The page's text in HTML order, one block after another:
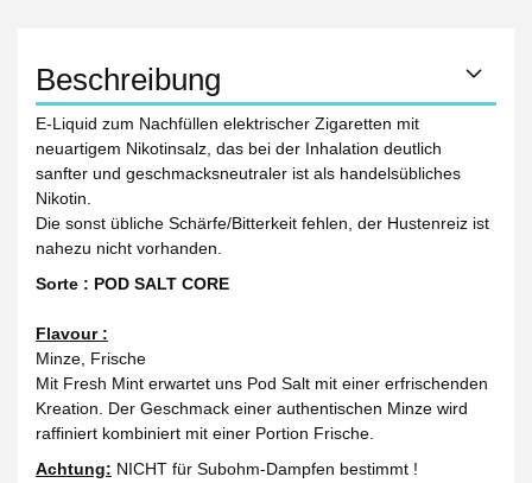
Beschreibung
E-Liquid zum Nachfüllen elektrischer Zigaretten mit
neuartigem Nikotinsalz, das bei der Inhalation deutlich
sanfter und geschmacksneutraler ist als handelsübliches
Nikotin.
Die sonst übliche Schärfe/Bitterkeit fehlen, der Hustenreiz ist
nahezu nicht vorhanden.
Sorte : POD SALT CORE
Flavour :
Minze, Frische
Mit Fresh Mint erwartet uns Pod Salt mit einer erfrischenden
Kreation. Der Geschmack einer authentischen Minze wird
raffiniert kombiniert mit einer Portion Frische.
Achtung: NICHT für Subohm-Dampfen bestimmt !